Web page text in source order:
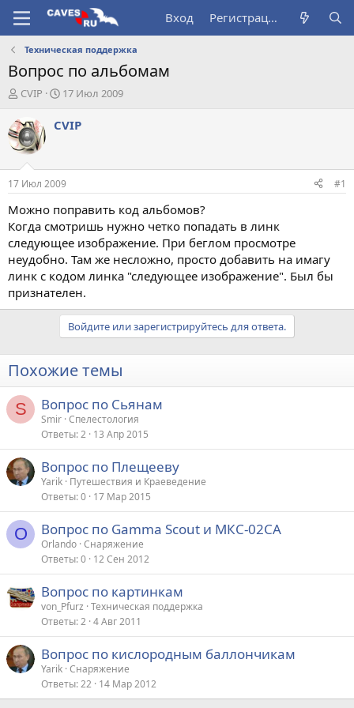
Вход Регистрация
Техническая поддержка
Вопрос по альбомам
А
т
о
р
т
е
м
ы
CVIP
Д
т
ч
а
л
17 Июл 2009
CVIP
17 Июл 2009 #1
Можно поправить код альбомов?
Когда смотришь нужно четко попадать в линк
следующее изображение. При беглом просмотре
неудобно. Там же несложно, просто добавить на имагу
линк с кодом линка "следующее изображение". Был бы
признателен.
Войдите или зарегистрируйтесь для ответа.
Похожие темы
S Вопрос по Сьянам
Smir Спелестология
Ответы 2 13 Апр 2015
Вопрос по Плещееву
Yarik Путешествия и Краеведение
Ответы 0 17 Мар 2015
O Вопрос по Gamma Scout и МКС-02СА
Orlando Снаряжение
Ответы 0 12 Сен 2012
Вопрос по картинкам
von_Pfurz Техническая поддержка
Ответы 2 4 Авг 2011
Вопрос по кислородным баллончикам
Yarik Снаряжение
Ответы 22 14 Мар 2012